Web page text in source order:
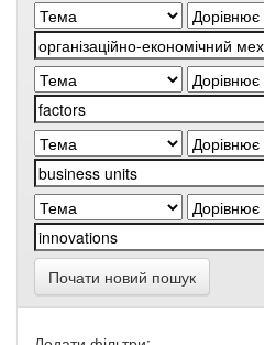
Почати новий пошук